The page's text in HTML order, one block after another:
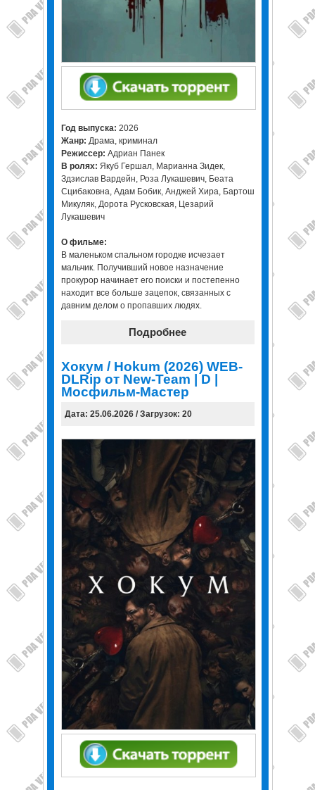
Год выпуска: 2026
Жанр: Драма, криминал
Режиссер: Адриан Панек
В ролях: Якуб Гершал, Марианна Зидек,
Здзислав Вардейн, Роза Лукашевич, Беата
Сцибаковна, Адам Бобик, Анджей Хира, Бартош
Микуляк, Дорота Русковская, Цезарий
Лукашевич
О фильме:
В маленьком спальном городке исчезает
мальчик. Получивший новое назначение
прокурор начинает его поиски и постепенно
находит все больше зацепок, связанных с
давним делом о пропавших людях.
Подробнее
Хокум / Hokum (2026) WEB-
DLRip от New-Team | D |
Мосфильм-Мастер
Дата: 25.06.2026 / Загрузок: 20